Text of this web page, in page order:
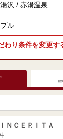
沢 / 赤湯温泉
ル
わり条件を変更す
ＮＣＥＲＩＴＡ